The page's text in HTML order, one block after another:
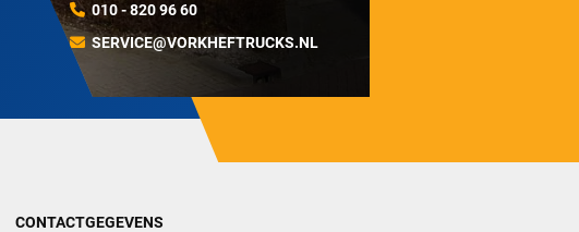
010 - 820 96 60
SERVICE@VORKHEFTRUCKS.NL
CONTACTGEGEVENS